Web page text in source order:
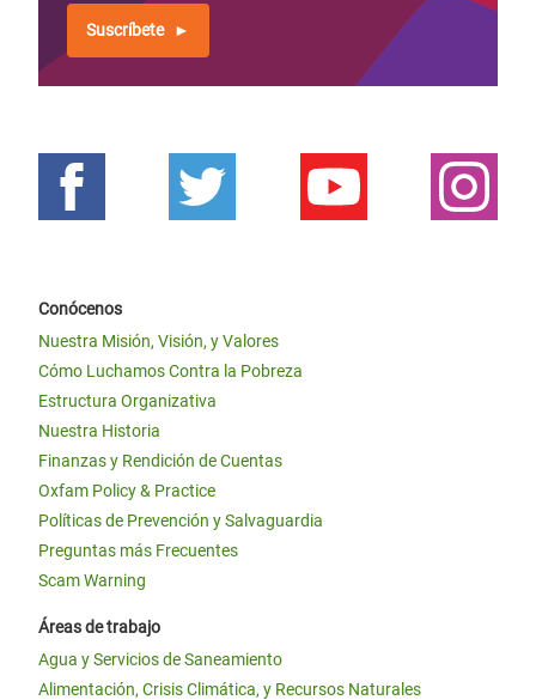
Suscríbete
Conócenos
Nuestra Misión, Visión, y Valores
Cómo Luchamos Contra la Pobreza
Estructura Organizativa
Nuestra Historia
Finanzas y Rendición de Cuentas
Oxfam Policy & Practice
Políticas de Prevención y Salvaguardia
Preguntas más Frecuentes
Scam Warning
Áreas de trabajo
Agua y Servicios de Saneamiento
Alimentación, Crisis Climática, y Recursos Naturales